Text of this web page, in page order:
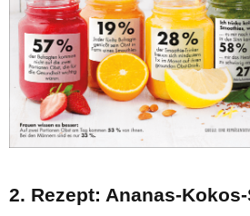
2. Rezept: Ananas-